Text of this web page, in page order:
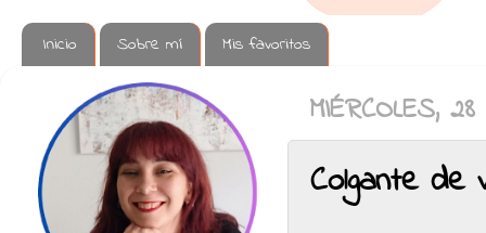
Inicio Sobre mí Mis favoritos
MIÉRCOLES,
Colgante de